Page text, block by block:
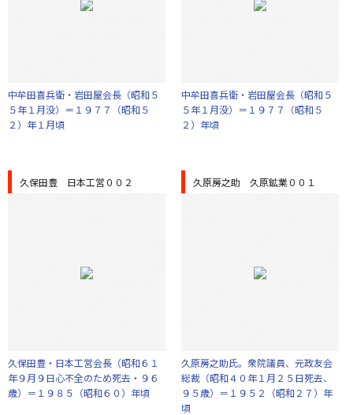
中牟田喜兵衛・岩田屋会長（昭和５
５年１月没）＝１９７７（昭和５
２）年１月頃
中牟田喜兵衛・岩田屋会長（昭和５
５年１月没）＝１９７７（昭和５
２）年頃
久保田豊 日本工営００２
久保田豊・日本工営会長（昭和６１
年９月９日心不全のため死去・９６
歳）＝１９８５（昭和６０）年頃
久原房之助 久原鉱業００１
久原房之助氏。衆院議員、元政友会
総裁（昭和４０年１月２５日死去、
９５歳）＝１９５２（昭和２７）年
頃